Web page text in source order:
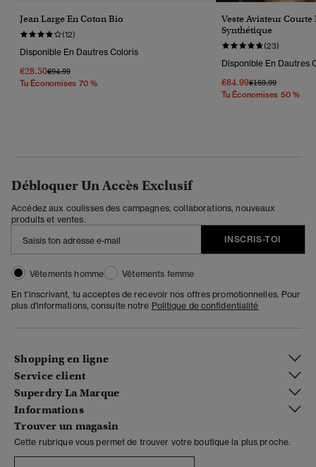
Jean Large En Coton Bio
(12)
Disponible En Dautres Coloris
€28.50Prix Réduit De
€94.99À
Tu Économises 70 %
Veste Aviateur
Synthétique
(23)
Disponible En Dautres
€84.99Prix Réduit De
€169.99À
Tu Économises 50 %
Débloquer Un Accès Exclusif
Accédez aux coulisses des campagnes, collaborations, nouveaux
produits et ventes.
INSCRIS-TOI
Vêtements homme
Vêtements femme
En t'inscrivant, tu acceptes de recevoir nos offres promotionnelles. Pour
plus d'informations, consulte notre Politique de confidentialité
Shopping en ligne
Service client
Superdry La Marque
Informations
Trouver un magasin
Cette rubrique vous permet de trouver votre boutique la plus proche.